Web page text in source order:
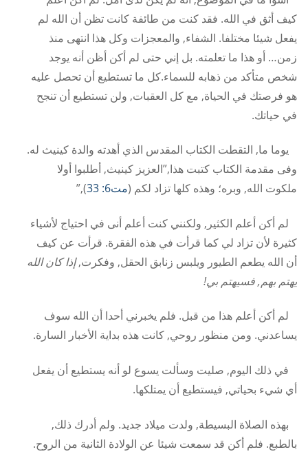
كيف أثق في الله. فقد كنت من طائفة كانت تظن أن الله لم
يفعل شيئا مختلفا. الشفاء, والمعجزات وكل هذا انتهى منذ
زمن… أو هذا ما تعلمته. بل إني حتى لم أكن أظن أنه يوجد
شخص متأكد من ذهابه للسماء.كل ما تستطيع أن تحصل عليه
هو فرصتك في الحياة, مع كل العقبات, ولن تستطيع أن تنجح
في حياتك.
يوما ما, التقطت الكتاب المقدس الذي أهدته والدة كينيث له.
وفى مقدمة الكتاب كتبت هذا,”العزيز كينيث, أطلبوا أولا
ملكوت الله, وبره؛ وهذه كلها تزاد لكم (مت6: 33 ),”
لم أكن أعلم الكثير, ولكنني كنت أعلم أنى في احتياج لأشياء
كثيرة لأن تزاد لي كما قرأت في هذه الفقرة. قرأت عن كيف
أن الله يطعم الطيور ويلبس زنابق الحقل, وفكرت,إذا كان الله
يهتم بهم, فسيهتم بي!
لم أكن أعلم هذا من قبل. فلم يخبرني أحدا أن الله سوف
يساعدني. ومن منظور روحي, كانت هذه بداية الأخبار السارة.
في ذلك اليوم, صليت وسألت يسوع لو أنه يستطيع أن يفعل
أي شيء بحياتي, فيستطيع أن يمتلكها.
بهذه الصلاة البسيطة, ولدت ميلاد جديد. ولم أدرك ذلك,
بالطبع. فلم أكن قد سمعت شيئا عن الولادة الثانية من الروح.